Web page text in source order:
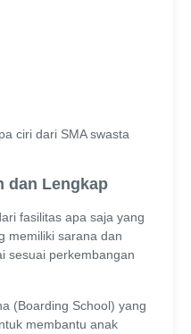
ciri dari SMA swasta
dan Lengkap
fasilitas apa saja yang
memiliki sarana dan
sesuai perkembangan
(Boarding School) yang
membantu anak